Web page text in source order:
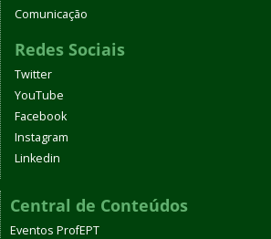
Comunicação
Redes Sociais
Twitter
YouTube
Facebook
Instagram
Linkedin
Central de Conteúdos
Eventos ProfEPT